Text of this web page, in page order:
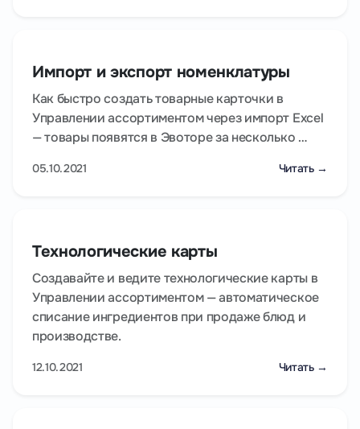
Импорт и экспорт номенклатуры
Как быстро создать товарные карточки в
Управлении ассортиментом через импорт Excel
— товары появятся в Эвоторе за несколько …
05.10.2021 Читать →
Технологические карты
Создавайте и ведите технологические карты в
Управлении ассортиментом — автоматическое
списание ингредиентов при продаже блюд и
производстве.
12.10.2021 Читать →